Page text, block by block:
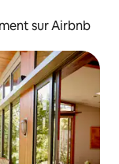
sur Airbnb